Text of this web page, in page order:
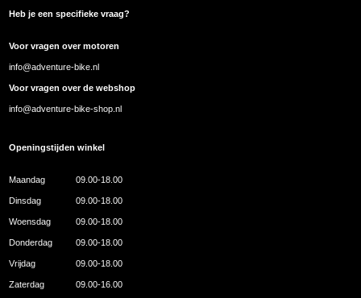
Heb je een specifieke vraag?
Voor vragen over motoren
info@adventure-bike.nl
Voor vragen over de webshop
info@adventure-bike-shop.nl
Openingstijden winkel
Maandag 09.00-18.00
Dinsdag 09.00-18.00
Woensdag 09.00-18.00
Donderdag 09.00-18.00
Vrijdag 09.00-18.00
Zaterdag 09.00-16.00